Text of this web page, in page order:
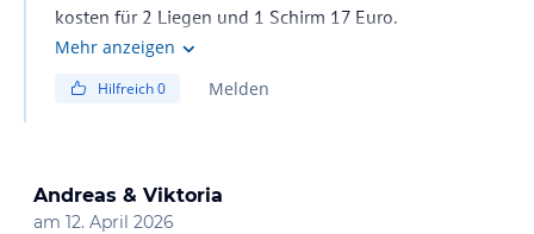
kosten für 2 Liegen und 1 Schirm 17 Euro.
Mehr anzeigen
Hilfreich0 Melden
Andreas & Viktoria
am 12. April 2026